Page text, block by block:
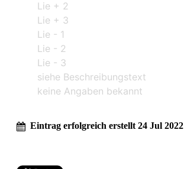
Lie + 2
Lie + 3
Lie - 1
Lie - 2
Lie - 3
siehe Beschreibungstext
keine Angaben bekannt
Eintrag erfolgreich erstellt 24 Jul 2022